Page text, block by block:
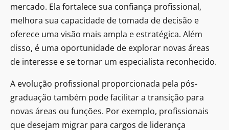
mercado. Ela fortalece sua confiança profissional,
melhora sua capacidade de tomada de decisão e
oferece uma visão mais ampla e estratégica. Além
disso, é uma oportunidade de explorar novas áreas
de interesse e se tornar um especialista reconhecido.
A evolução profissional proporcionada pela pós-
graduação também pode facilitar a transição para
novas áreas ou funções. Por exemplo, profissionais
que desejam migrar para cargos de liderança